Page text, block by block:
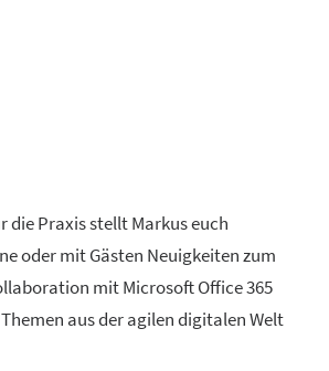
die Praxis stellt Markus euch
oder mit Gästen Neuigkeiten zum
mit Microsoft Office 365
aus der agilen digitalen Welt